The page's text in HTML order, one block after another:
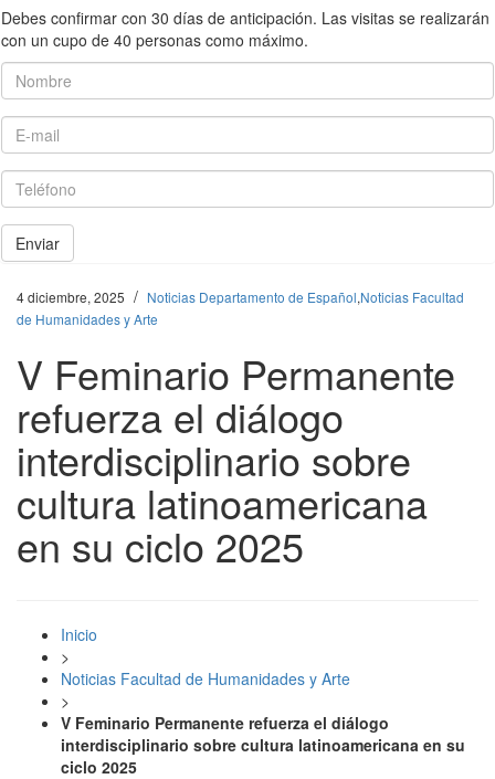
Debes confirmar con 30 días de anticipación. Las visitas se realizarán
con un cupo de 40 personas como máximo.
Nombre
E-mail
Teléfono
Enviar
4 diciembre, 2025 / Noticias Departamento de Español,Noticias Facultad
de Humanidades y Arte
V Feminario Permanente
refuerza el diálogo
interdisciplinario sobre
cultura latinoamericana
en su ciclo 2025
Inicio
>
Noticias Facultad de Humanidades y Arte
>
V Feminario Permanente refuerza el diálogo
interdisciplinario sobre cultura latinoamericana en su
ciclo 2025